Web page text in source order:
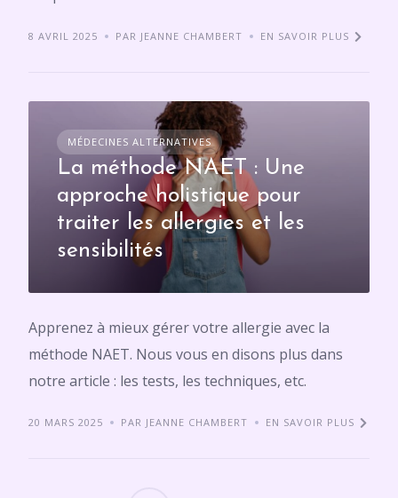
8 AVRIL 2025 PAR JEANNE CHAMBERT EN SAVOIR PLUS
MÉDECINES ALTERNATIVES
La méthode NAET : Une
approche holistique pour
traiter les allergies et les
sensibilités
Apprenez à mieux gérer votre allergie avec la
méthode NAET. Nous vous en disons plus dans
notre article : les tests, les techniques, etc.
20 MARS 2025 PAR JEANNE CHAMBERT EN SAVOIR PLUS